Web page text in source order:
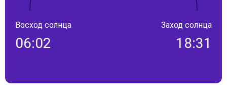
Восход солнца
06:02
Заход солнца
18:31